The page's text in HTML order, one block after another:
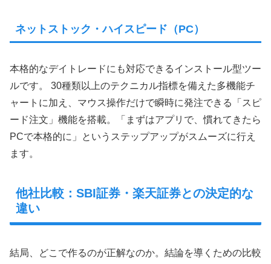
ネットストック・ハイスピード（PC）
本格的なデイトレードにも対応できるインストール型ツー
ルです。 30種類以上のテクニカル指標を備えた多機能チ
ャートに加え、マウス操作だけで瞬時に発注できる「スピ
ード注文」機能を搭載。「まずはアプリで、慣れてきたら
PCで本格的に」というステップアップがスムーズに行え
ます。
他社比較：SBI証券・楽天証券との決定的な
違い
結局、どこで作るのが正解なのか。結論を導くための比較